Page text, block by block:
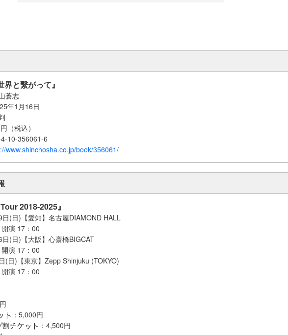
界と繫がって』
蒼志
年1月16日
（税込）
4-10-356061-6
www.shinchosha.co.jp/book/356061/
2018-2025』
(日)【愛知】名古屋DIAMOND HALL
演 17：00
(日)【大阪】心斎橋BIGCAT
演 17：00
(日)【東京】Zepp Shinjuku (TOKYO)
演 17：00
：5,000円
割
：4,500円